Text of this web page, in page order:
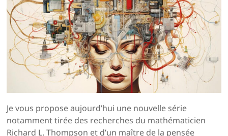
Je vous propose aujourd’hui une nouvelle série
notamment tirée des recherches du mathématicien
Richard L. Thompson et d’un maître de la pensée